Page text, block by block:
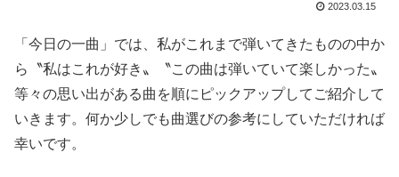
2023.03.15
「今日の一曲」では、私がこれまで弾いてきたものの中か
ら〝私はこれが好き〟〝この曲は弾いていて楽しかった〟
等々の思い出がある曲を順にピックアップしてご紹介して
いきます。何か少しでも曲選びの参考にしていただければ
幸いです。